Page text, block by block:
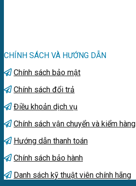
CHÍNH SÁCH VÀ HƯỚNG DẪN
Chính sách bảo mật
Chính sách đổi trả
Điều khoản dịch vụ
Chính sách vận chuyển và kiểm hàng
Hướng dẫn thanh toán
Chính sách bảo hành
Danh sách kỹ thuật viên chính hãng